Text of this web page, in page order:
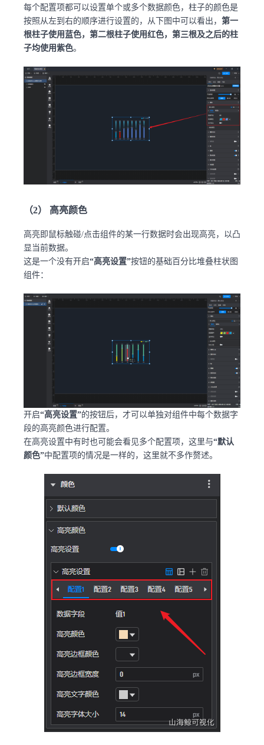
每个配置项都可以设置单个或多个数据颜色，柱子的颜色是
按照从左到右的顺序进行设置的，从下图中可以看出， 第一
根柱子使用蓝色，第二根柱子使用红色，第三根及之后的柱
子均使用紫色。
（2） 高亮颜色
高亮即鼠标触碰/点击组件的某一行数据时会出现高亮，以凸
显当前数据。
这是一个没有开启“高亮设置”按钮的基础百分比堆叠柱状图
组件：
开启“高亮设置”的按钮后，才可以单独对组件中每个数据字
段的高亮颜色进行配置。
在高亮设置中有时也可能会看见多个配置项，这里与“默认
颜色”中配置项的情况是一样的，这里就不多作赘述。